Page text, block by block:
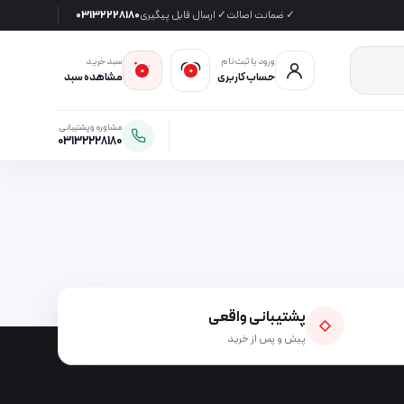
✓ ضمانت اصالت✓ ارسال قابل پیگیری03132228180
ورود یا ثبت‌نام
حساب کاربری 0
0
سبد خرید
مشاهده سبد
مشاوره و پشتیبانی
03132228180
◇ پشتیبانی واقعی
پیش و پس از خرید